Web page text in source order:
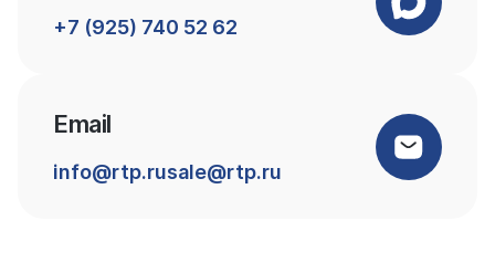
+7 (925) 740 52 62
Email
info@rtp.rusale@rtp.ru